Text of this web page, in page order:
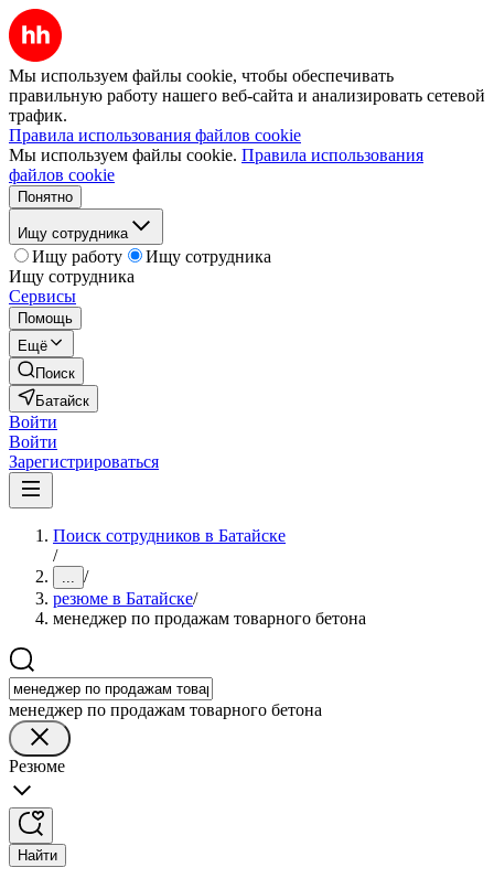
Мы используем файлы cookie, чтобы обеспечивать
правильную работу нашего веб-сайта и анализировать сетевой
трафик.
Правила использования файлов cookie
Мы используем файлы cookie. Правила использования
файлов cookie
Понятно
Ищу сотрудника
Ищу работу
Ищу сотрудника
Ищу сотрудника
Сервисы
Помощь
Ещё
Поиск
Батайск
Войти
Войти
Зарегистрироваться
Поиск сотрудников в Батайске
/
... /
резюме в Батайске/
менеджер по продажам товарного бетона
менеджер по продажам товарного бетона
Резюме
Найти